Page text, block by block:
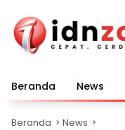
konten
Beranda News
Beranda News